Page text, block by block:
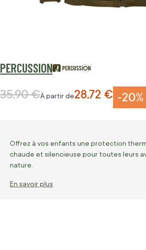
PERCUSSION
-20%
À partir de28,72 €
Prix normal
35,90 €
Offrez à vos enfants une protection
chaude et silencieuse pour toutes leurs
nature.
En savoir plus